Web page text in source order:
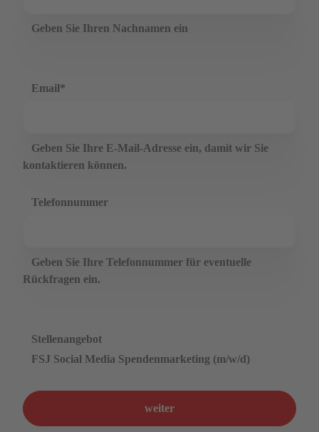
Geben Sie Ihren Nachnamen ein
Email*
Geben Sie Ihre E-Mail-Adresse ein, damit wir Sie
kontaktieren können.
Telefonnummer
Geben Sie Ihre Telefonnummer für eventuelle
Rückfragen ein.
Stellenangebot
FSJ Social Media Spendenmarketing (m/w/d)
weiter